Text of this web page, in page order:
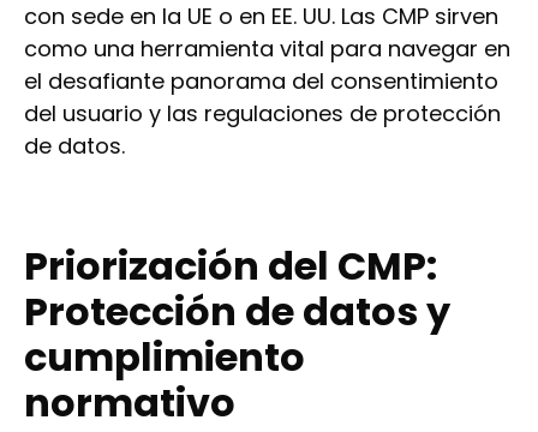
con sede en la UE o en EE. UU. Las CMP sirven
como una herramienta vital para navegar en
el desafiante panorama del consentimiento
del usuario y las regulaciones de protección
de datos.
Priorización del CMP:
Protección de datos y
cumplimiento
normativo